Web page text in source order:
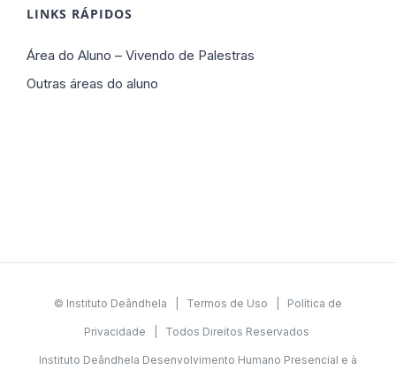
LINKS RÁPIDOS
Área do Aluno – Vivendo de Palestras
Outras áreas do aluno
© Instituto Deândhela | Termos de Uso Política de
Privacidade | Todos Direitos Reservados
Instituto Deândhela Desenvolvimento Humano Presencial e à